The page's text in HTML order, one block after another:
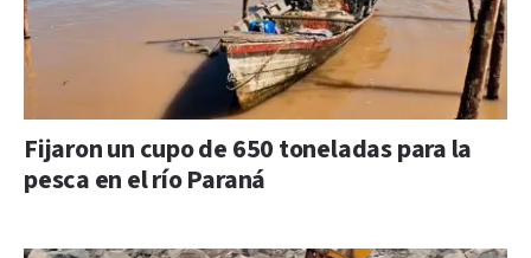
Fijaron un cupo de 650 toneladas para la
pesca en el río Paraná